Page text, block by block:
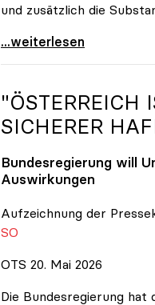
und zusätzlich die
#UnisRetten Warum es
...weiterlesen
"ÖSTERREICH
SICHERER
Bundesregierung will
Auswirkungen
Aufzeichnung der
SO
OTS 20. Mai 2026
Die Bundesregierung